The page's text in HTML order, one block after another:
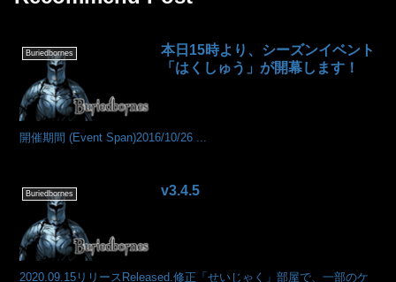
Buriedbornes
本日15時より、シーズンイベント
「はくしゅう」が開幕します！
開催期間 (Event Span)2016/10/26 ...
Buriedbornes v3.4.5
2020.09.15リリースReleased.修正「せいじゃく」部屋で、一部のケ